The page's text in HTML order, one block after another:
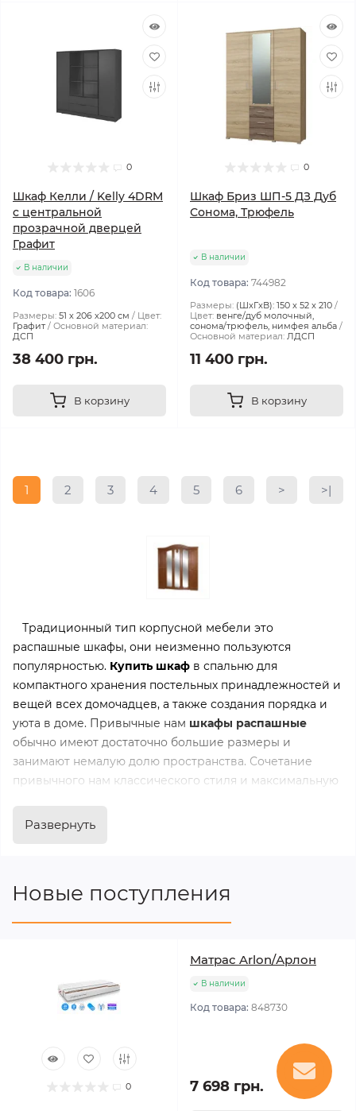
0
Шкаф Келли / Kelly 4DRM
с центральной
прозрачной дверцей
Графит
В наличии
Код товара: 1606
Размеры: 51 х 206 х200 см
Цвет:
Графит
Основной материал:
ДСП
38 400 грн.
В корзину
0
Шкаф Бриз ШП-5 ДЗ Дуб
Сонома, Трюфель
В наличии
Код товара: 744982
Размеры: (ШxГxВ): 150 x 52 x 210
Цвет: венге/дуб молочный,
сонома/трюфель, нимфея альба
Основной материал: ЛДСП
11 400 грн.
В корзину
1 2 3 4 5 6 > >|
Традиционный тип корпусной мебели это
распашные шкафы, они неизменно пользуются
популярностью. Купить шкаф в спальню для
компактного хранения постельных принадлежностей и
вещей всех домочадцев, а также создания порядка и
уюта в доме. Привычные нам шкафы распашные
обычно имеют достаточно большие размеры и
занимают немалую долю пространства. Сочетание
привычного нам классического стиля и максимальную
подходят для спальни и малогабаритной квартиры,
Развернуть
Новые поступления
0
Матрас Arlon/Арлон
В наличии
Код товара: 848730
7 698 грн.